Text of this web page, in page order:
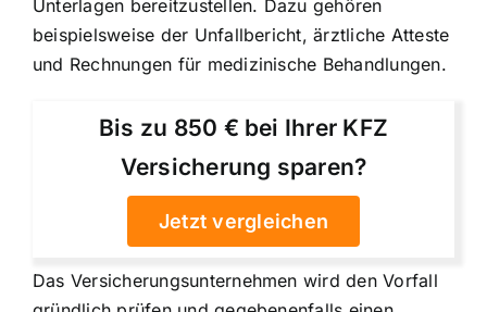
Unterlagen bereitzustellen. Dazu gehören
beispielsweise der Unfallbericht, ärztliche Atteste
und Rechnungen für medizinische Behandlungen.
Bis zu 850 € bei Ihrer KFZ
Versicherung sparen?
Jetzt vergleichen
Das Versicherungsunternehmen wird den Vorfall